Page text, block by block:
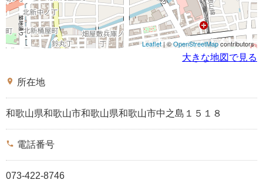
Leaflet| ©OpenStreetMapcontributors
大きな地図で見る
place 所在地
和歌山県和歌山市和歌山県和歌山市中之島１５１８
phone 電話番号
073-422-8746